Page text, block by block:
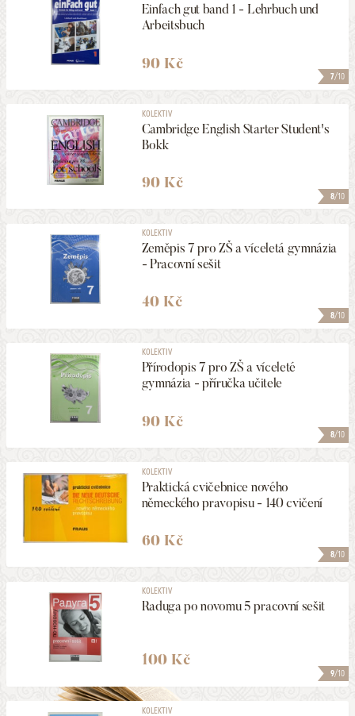
7/10
Einfach gut band 1 - Lehrbuch und
Arbeitsbuch
90 Kč
8/10
KOLEKTIV
Cambridge English Starter Student's
Bokk
90 Kč
8/10
KOLEKTIV
Zeměpis 7 pro ZŠ a víceletá gymnázia
- Pracovní sešit
40 Kč
8/10
KOLEKTIV
Přírodopis 7 pro ZŠ a víceleté
gymnázia - příručka učitele
90 Kč
8/10
KOLEKTIV
Praktická cvičebnice nového
německého pravopisu - 140 cvičení
60 Kč
9/10
KOLEKTIV
Raduga po novomu 5 pracovní sešit
100 Kč
KOLEKTIV